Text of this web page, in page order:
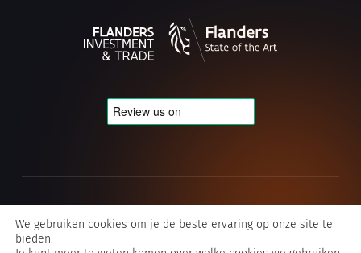
Algemene voorwaarden Typografics
We gebruiken cookies om je de beste ervaring op onze site te
bieden.